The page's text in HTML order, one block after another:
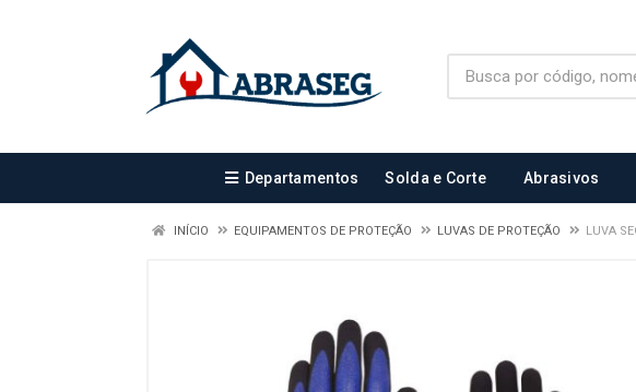
Departamentos Solda e Corte Abrasivos
INÍCIO EQUIPAMENTOS DE PROTEÇÃO LUVAS DE PROTEÇÃO LUVA